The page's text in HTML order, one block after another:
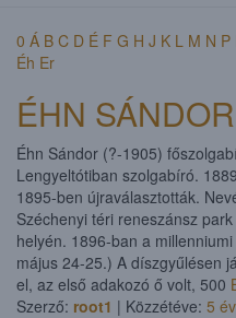
0 Á B C D É F G H J K L M N P
Éh Er
ÉHN SÁNDOR
Éhn Sándor (?-1905)
Lengyeltótiban szolgabíró.
1895-ben újraválasztották.
Széchenyi téri reneszánsz
helyén. 1896-ban a
május 24-25.) A díszgyűlésen
el, az első adakozó ő volt, 500
Szerző: root1 | Közzétéve: 5 év